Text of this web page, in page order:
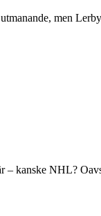
men
– kanske NHL?